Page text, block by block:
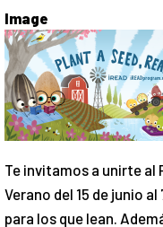
Image
Te invitamos a unirte al
Verano del 15 de junio
para los que lean.